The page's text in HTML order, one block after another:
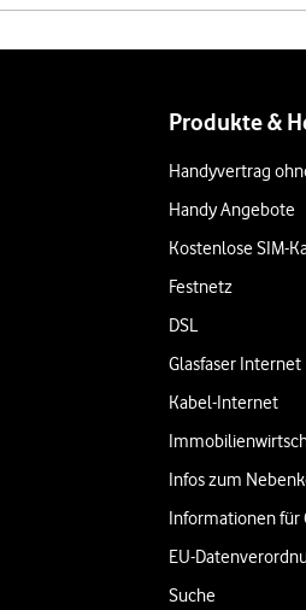
Produkte &
Handyvertrag
Handy Angebote
Kostenlose SIM-
Festnetz
DSL
Glasfaser Internet
Kabel-Internet
Infos zum
Informationen
EU-
Suche